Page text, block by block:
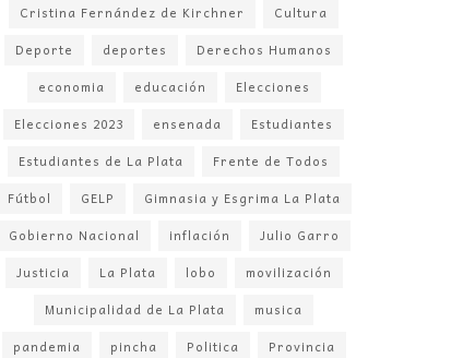
Cristina Fernández de Kirchner
Cultura
Deporte
deportes
Derechos Humanos
economia
educación
Elecciones
Elecciones 2023
ensenada
Estudiantes
Estudiantes de La Plata
Frente de Todos
Fútbol
GELP
Gimnasia y Esgrima La Plata
Gobierno Nacional
inflación
Julio Garro
Justicia
La Plata lobo
movilización
Municipalidad de La Plata
musica
pandemia
pincha Politica
Provincia